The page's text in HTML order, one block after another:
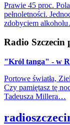
Prawie 45 proc.
pełnoletności.
zdobyciem
Radio Szczecin
"Król tanga" - w
Portowe światła,
Czy pamiętasz tę
Tadeusza Millera…